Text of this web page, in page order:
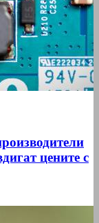
цените с